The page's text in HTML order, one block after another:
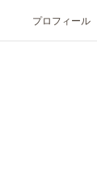
プロフィール